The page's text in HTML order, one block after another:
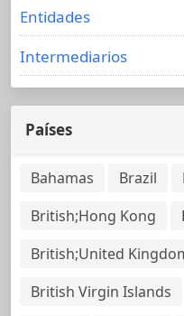
Entidades
Intermediarios
Países
Bahamas Brazil
British;Hong Kong
British;United
British Virgin Islands